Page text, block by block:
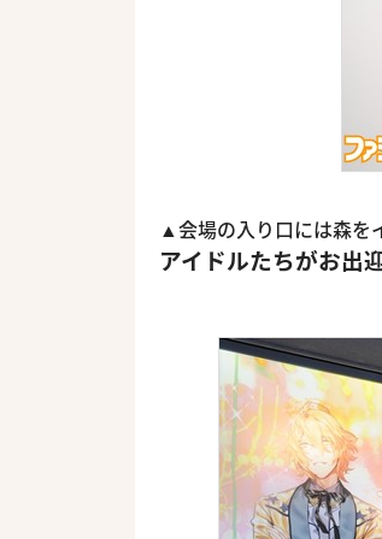
▲会場の入り口には森を
アイドルたちがお出